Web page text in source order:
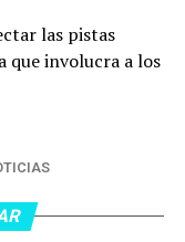
las pistas
que involucra a los